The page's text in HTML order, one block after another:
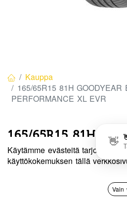
Hinta:
Kauppa
165/65R15 81H GOODYEAR
PERFORMANCE XL EVR
165/65R15 81H
EFFICIENTGRIP
EVR
Tuotekoodi:
Käytämme evästeitä
käyttökokemuksen tällä
Vain